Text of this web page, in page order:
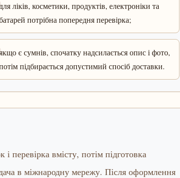
ліків, косметики, продуктів, електроніки та
потрібна попередня перевірка;
є сумнів, спочатку надсилається опис і фото,
підбирається допустимий спосіб доставки.
перевірка вмісту, потім підготовка
в міжнародну мережу. Після оформлення